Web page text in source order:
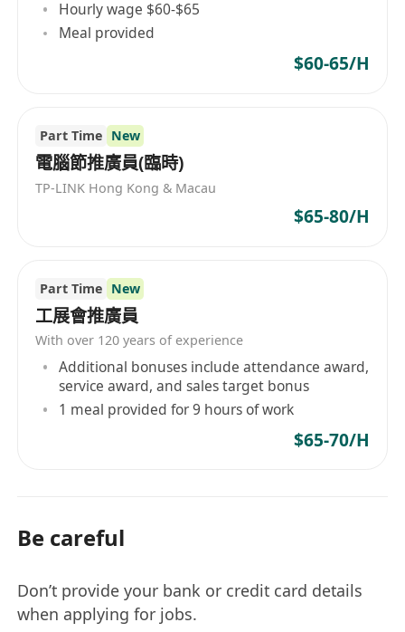
Hourly wage $60-$65
Meal provided
$60-65/H
Part Time New
電腦節推廣員(臨時)
TP-LINK Hong Kong & Macau
$65-80/H
Part Time New
工展會推廣員
With over 120 years of experience
Additional bonuses include attendance award,
service award, and sales target bonus
1 meal provided for 9 hours of work
$65-70/H
Be careful
Don’t provide your bank or credit card details
when applying for jobs.